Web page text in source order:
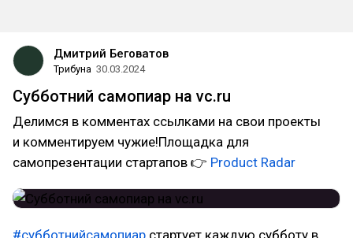
Дмитрий Беговатов
Трибуна 30.03.2024
Субботний самопиар на vc.ru
Делимся в комментах ссылками на свои проекты
и комментируем чужие!Площадка для
самопрезентации стартапов 👉 Product Radar
#субботнийсамопиар стартует каждую субботу в